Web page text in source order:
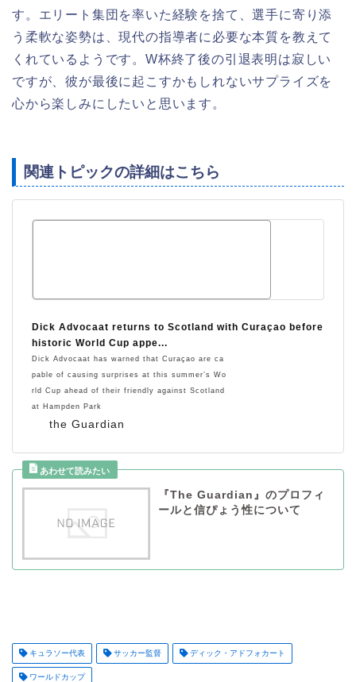
す。エリート集団を率いた経験を捨て、選手に寄り添
う柔軟な姿勢は、現代の指導者に必要な本質を教えて
くれているようです。W杯終了後の引退表明は寂しい
ですが、彼が最後に起こすかもしれないサプライズを
心から楽しみにしたいと思います。
関連トピックの詳細はこちら
the Guardian
Dick Advocaat returns to Scotland with Curaçao before
historic World Cup appe...
Dick Advocaat has warned that Curaçao are ca
pable of causing surprises at this summer’s Wo
rld Cup ahead of their friendly against Scotland
at Hampden Park
『The Guardian』のプロフィ
ールと信ぴょう性について
キュラソー代表 サッカー監督 ディック・アドフォカート
ワールドカップ